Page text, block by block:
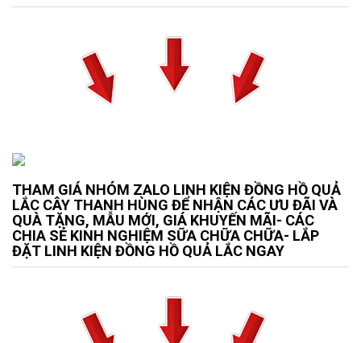
THAM GIÁ NHÓM ZALO LINH KIỆN ĐỒNG HỒ QUẢ
LẮC CÂY THANH HÙNG ĐỂ NHẬN CÁC ƯU ĐÃI VÀ
QUÀ TẶNG, MẪU MỚI, GIÁ KHUYẾN MÃI- CÁC
CHIA SẺ KINH NGHIỆM SỮA CHỮA CHỮA- LẮP
ĐẶT LINH KIỆN ĐỒNG HỒ QUẢ LẮC NGAY